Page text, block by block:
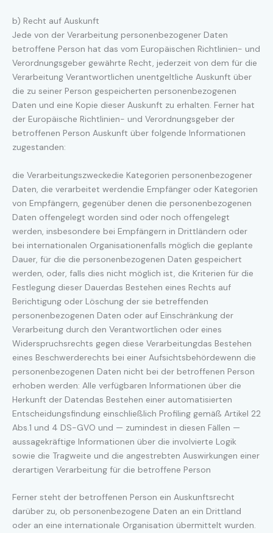
b) Recht auf Auskunft
Jede von der Verarbeitung personenbezogener Daten
betroffene Person hat das vom Europäischen Richtlinien- und
Verordnungsgeber gewährte Recht, jederzeit von dem für die
Verarbeitung Verantwortlichen unentgeltliche Auskunft über
die zu seiner Person gespeicherten personenbezogenen
Daten und eine Kopie dieser Auskunft zu erhalten. Ferner hat
der Europäische Richtlinien- und Verordnungsgeber der
betroffenen Person Auskunft über folgende Informationen
zugestanden:
die Verarbeitungszweckedie Kategorien personenbezogener
Daten, die verarbeitet werdendie Empfänger oder Kategorien
von Empfängern, gegenüber denen die personenbezogenen
Daten offengelegt worden sind oder noch offengelegt
werden, insbesondere bei Empfängern in Drittländern oder
bei internationalen Organisationenfalls möglich die geplante
Dauer, für die die personenbezogenen Daten gespeichert
werden, oder, falls dies nicht möglich ist, die Kriterien für die
Festlegung dieser Dauerdas Bestehen eines Rechts auf
Berichtigung oder Löschung der sie betreffenden
personenbezogenen Daten oder auf Einschränkung der
Verarbeitung durch den Verantwortlichen oder eines
Widerspruchsrechts gegen diese Verarbeitungdas Bestehen
eines Beschwerderechts bei einer Aufsichtsbehördewenn die
personenbezogenen Daten nicht bei der betroffenen Person
erhoben werden: Alle verfügbaren Informationen über die
Herkunft der Datendas Bestehen einer automatisierten
Entscheidungsfindung einschließlich Profiling gemäß Artikel 22
Abs.1 und 4 DS-GVO und — zumindest in diesen Fällen —
aussagekräftige Informationen über die involvierte Logik
sowie die Tragweite und die angestrebten Auswirkungen einer
derartigen Verarbeitung für die betroffene Person
Ferner steht der betroffenen Person ein Auskunftsrecht
darüber zu, ob personenbezogene Daten an ein Drittland
oder an eine internationale Organisation übermittelt wurden.